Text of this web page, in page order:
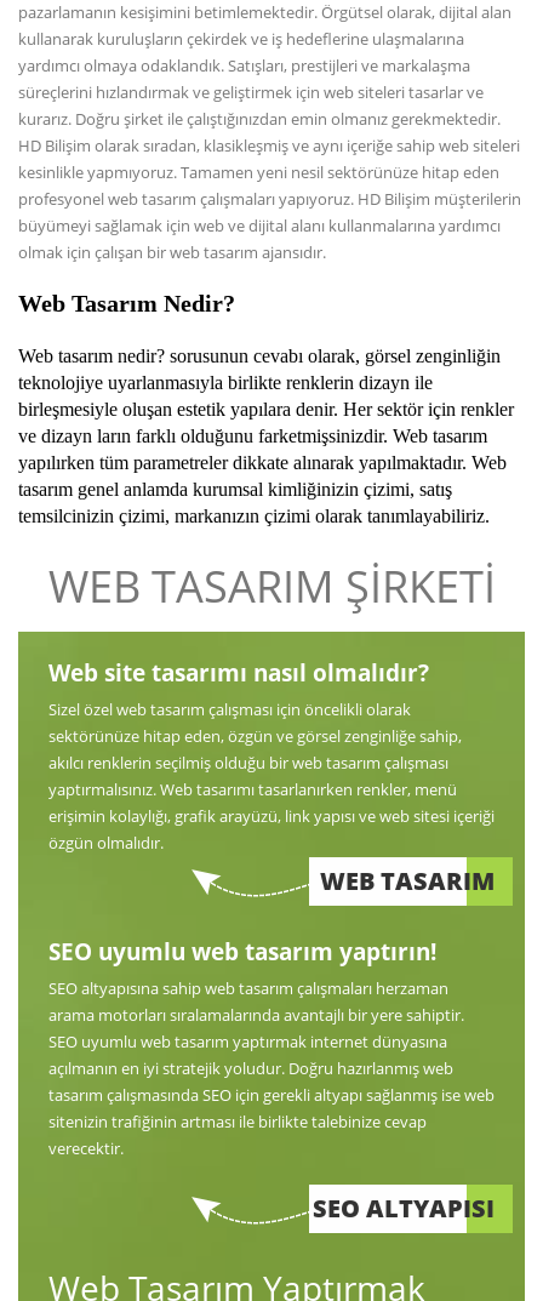
pazarlamanın kesişimini betimlemektedir. Örgütsel olarak, dijital alan
kullanarak kuruluşların çekirdek ve iş hedeflerine ulaşmalarına
yardımcı olmaya odaklandık. Satışları, prestijleri ve markalaşma
süreçlerini hızlandırmak ve geliştirmek için web siteleri tasarlar ve
kurarız. Doğru şirket ile çalıştığınızdan emin olmanız gerekmektedir.
HD Bilişim olarak sıradan, klasikleşmiş ve aynı içeriğe sahip web siteleri
kesinlikle yapmıyoruz. Tamamen yeni nesil sektörünüze hitap eden
profesyonel web tasarım çalışmaları yapıyoruz. HD Bilişim müşterilerin
büyümeyi sağlamak için web ve dijital alanı kullanmalarına yardımcı
olmak için çalışan bir web tasarım ajansıdır.
Web Tasarım Nedir?
Web tasarım nedir? sorusunun cevabı olarak, görsel zenginliğin
teknolojiye uyarlanmasıyla birlikte renklerin dizayn ile
birleşmesiyle oluşan estetik yapılara denir. Her sektör için renkler
ve dizayn ların farklı olduğunu farketmişsinizdir. Web tasarım
yapılırken tüm parametreler dikkate alınarak yapılmaktadır. Web
tasarım genel anlamda kurumsal kimliğinizin çizimi, satış
temsilcinizin çizimi, markanızın çizimi olarak tanımlayabiliriz.
WEB TASARIM ŞİRKETİ
Web site tasarımı nasıl olmalıdır?
Sizel özel web tasarım çalışması için öncelikli olarak
sektörünüze hitap eden, özgün ve görsel zenginliğe sahip,
akılcı renklerin seçilmiş olduğu bir web tasarım çalışması
yaptırmalısınız. Web tasarımı tasarlanırken renkler, menü
erişimin kolaylığı, grafik arayüzü, link yapısı ve web sitesi içeriği
özgün olmalıdır.
WEB TASARIM
SEO uyumlu web tasarım yaptırın!
SEO altyapısına sahip web tasarım çalışmaları herzaman
arama motorları sıralamalarında avantajlı bir yere sahiptir.
SEO uyumlu web tasarım yaptırmak internet dünyasına
açılmanın en iyi stratejik yoludur. Doğru hazırlanmış web
tasarım çalışmasında SEO için gerekli altyapı sağlanmış ise web
sitenizin trafiğinin artması ile birlikte talebinize cevap
verecektir.
SEO ALTYAPISI
Web Tasarım Yaptırmak